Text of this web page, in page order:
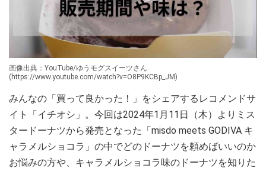
画像出典：YouTube/ゆうモグスイーツさん
(https://www.youtube.com/watch?v=O8P9KCBp_JM)
みんなの「買って良かった！」をシェアするレコメンドサ
イト「イチオシ」。今回は2024年1月11日（木）よりミス
タードーナツから発売となった「misdo meets GODIVA キ
ャラメルショコラ」の中でどのドーナツを頼めばいいのか
お悩みの方や、キャラメルショコラ味のドーナツを知りた